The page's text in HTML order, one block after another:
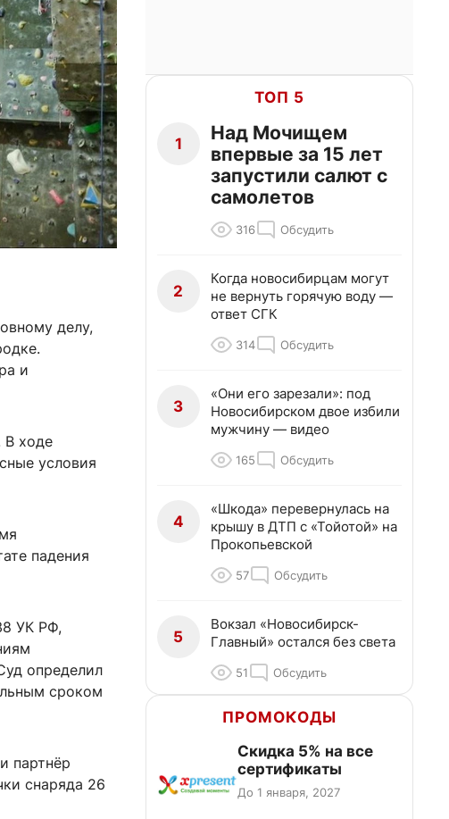
делу,
и
В ходе
условия
падения
УК РФ,
определил
сроком
партнёр
снаряда 26
ТОП 5
1
Над Мочищем
впервые за 15 лет
запустили салют с
самолетов
316 Обсудить
2
Когда новосибирцам могут
не вернуть горячую воду —
ответ СГК
314 Обсудить
3
«Они его зарезали»: под
Новосибирском двое избили
мужчину — видео
165 Обсудить
4
«Шкода» перевернулась на
крышу в ДТП с «Тойотой» на
Прокопьевской
57 Обсудить
5
Вокзал «Новосибирск-
Главный» остался без света
51 Обсудить
ПРОМОКОДЫ
Скидка 5% на все
сертификаты
До 1 января, 2027